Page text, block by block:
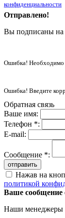
конфиденциальности
Отправлено!
Вы подписаны на
Ошибка! Необходимо
Ошибка! Введите
Обратная связь
Ваше имя:
Телефон *:
E-mail:
Сообщение *:
отправить
Нажав на
политикой
Ваше сообщение
Наши менеджеры